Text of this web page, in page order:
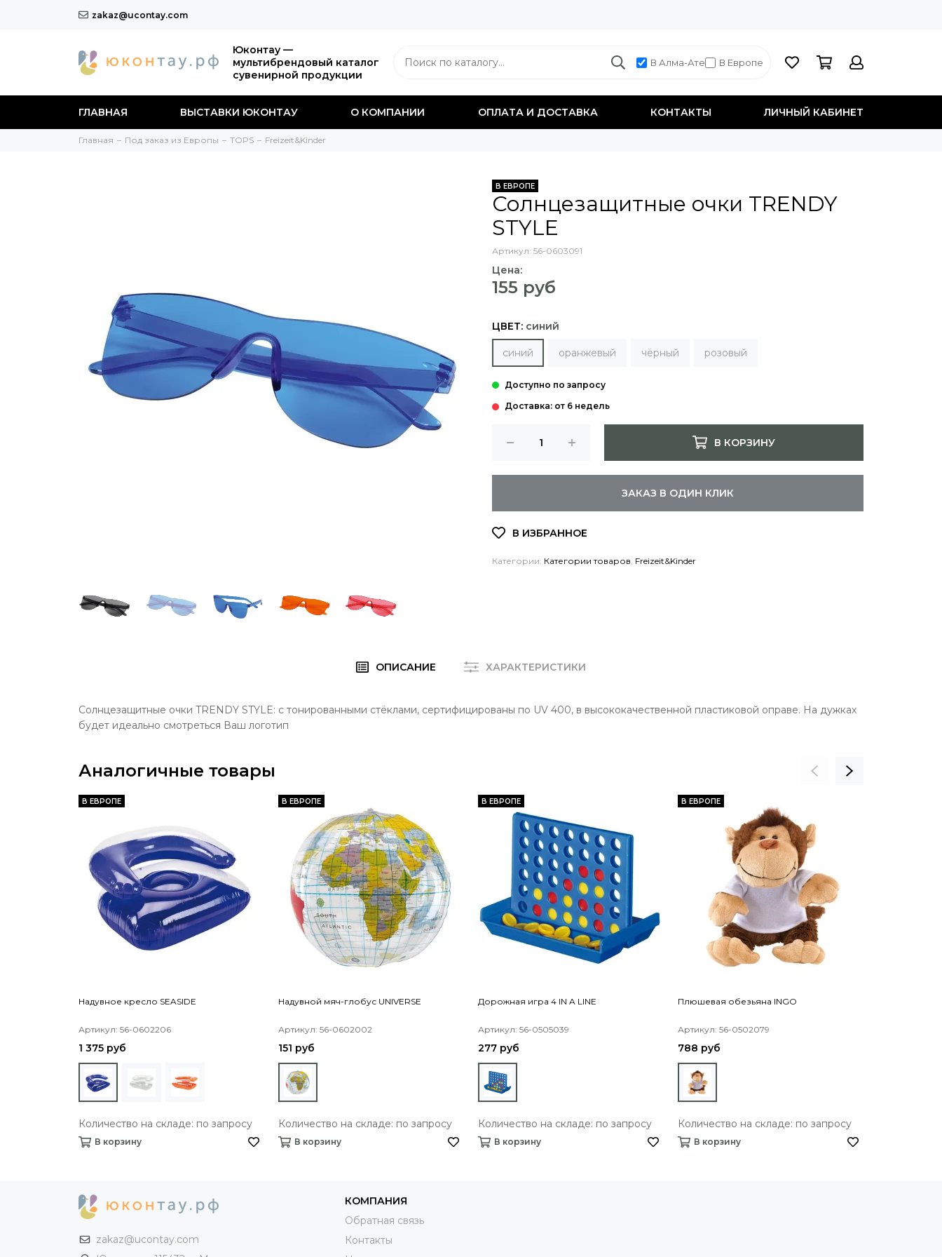
zakaz@ucontay.com
Юконтау —
мультибрендовый каталог
сувенирной продукции
В Алма-Ате В Европе
ГЛАВНАЯ ВЫСТАВКИ ЮКОНТАУ О КОМПАНИИ ОПЛАТА И ДОСТАВКА КОНТАКТЫ ЛИЧНЫЙ КАБИНЕТ
Главная Под заказ из Европы TOPS Freizeit&Kinder
В ЕВРОПЕ
Солнцезащитные очки TRENDY
STYLE
Артикул: 56-0603091
Цена:
155 руб
ЦВЕТ: синий
синий оранжевый чёрный розовый
Доставка: от 6 недель
В КОРЗИНУ
ЗАКАЗ В ОДИН КЛИК
Категории: Категории товаров Freizeit&Kinder
ОПИСАНИЕ ХАРАКТЕРИСТИКИ
Солнцезащитные очки TRENDY STYLE: с тонированными стёклами, сертифицированы по UV 400, в высококачественной пластиковой оправе. На дужках
будет идеально смотреться Ваш логотип
Аналогичные товары
В ЕВРОПЕ
Надувное кресло SEASIDE
Артикул: 56-0602206
1 375 руб
Количество на складе: по запросу
В корзину
В ЕВРОПЕ
Надувной мяч-глобус UNIVERSE
Артикул: 56-0602002
151 руб
Количество на складе: по запросу
В корзину
В ЕВРОПЕ
Дорожная игра 4 IN A LINE
Артикул: 56-0505039
277 руб
Количество на складе: по запросу
В корзину
В ЕВРОПЕ
Плюшевая обезьяна INGO
Артикул: 56-0502079
788 руб
Количество на складе: по запросу
В корзину
zakaz@ucontay.com
КОМПАНИЯ
Обратная связь
Контакты